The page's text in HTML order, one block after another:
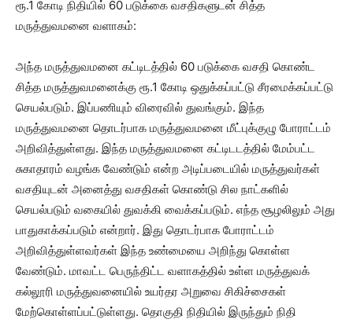
ரூ.1 கோடி நிதியில் 60 படுக்கை வசதிகளுடன் சித்த
மருத்துவமனை வளாகம்:
அந்த மருத்துவமனை கட்டிடத்தில் 60 படுக்கை வசதி கொண்ட
சித்த மருத்துவமனைக்கு ரூ.1 கோடி ஒதுக்கப்பட்டு சீரமைக்கப்பட்டு
செயல்படும். இப்பணியும் விரைவில் துவங்கும். இந்த
மருத்துவமனை தொடர்பாக மருத்துவமனை மீட்புக்குழு போராட்டம்
அறிவித்துள்ளது. இந்த மருத்துவமனை கட்டிடடத்தில் மேம்பட்ட
சுகாதாரம் வழங்க வேண்டும் என்ற அடிப்படையில் மருத்துவர்கள்
வசதியுடன் அனைத்து வசதிகள் கொண்டு சில நாட்களில்
செயல்படும் வகையில் துவக்கி வைக்கப்படும். எந்த சூழலிலும் அது
பாதுகாக்கப்படும் என்றார். இது தொடர்பாக போராட்டம்
அறிவித்துள்ளவர்கள் இந்த உண்மையை அறிந்து கொள்ள
வேண்டும். மாவட்ட பெருந்திட்ட வளாகத்தில் உள்ள மருத்துவக்
கல்லூரி மருத்துவனையில் உயர்தர அறுவை சிகிச்சைகள்
மேற்கொள்ளப்பட்டுள்ளது. தொகுதி நிதியில் இருந்தும் நிதி